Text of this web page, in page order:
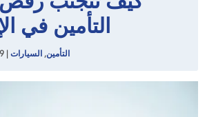
التأمين في
التأمين, السيارات 9